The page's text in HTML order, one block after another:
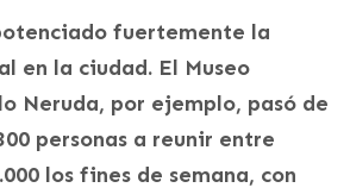
fuertemente la
en la ciudad. El Museo
Neruda, por ejemplo, pasó de
personas a reunir entre
los fines de semana, con